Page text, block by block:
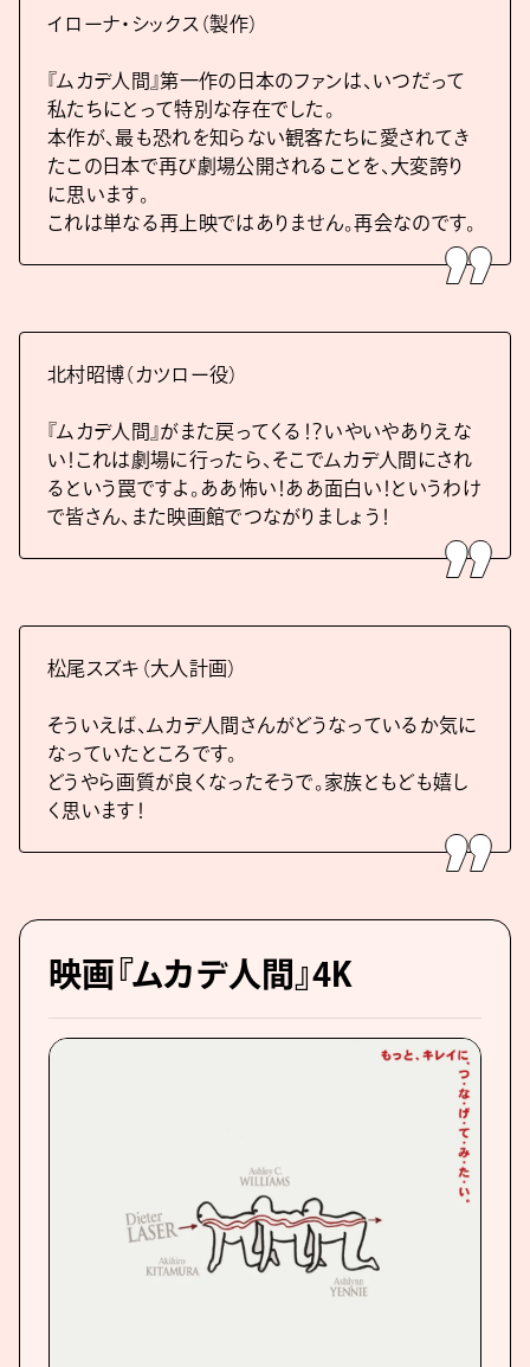
イローナ・シックス（製作）
『ムカデ人間』第一作の日本のファンは、いつだって
私たちにとって特別な存在でした。
本作が、最も恐れを知らない観客たちに愛されてき
たこの日本で再び劇場公開されることを、大変誇り
に思います。
これは単なる再上映ではありません。再会なのです。
北村昭博（カツロー役）
『ムカデ人間』がまた戻ってくる！？いやいやありえな
い！これは劇場に行ったら、そこでムカデ人間にされ
るという罠ですよ。ああ怖い！ああ面白い！というわけ
で皆さん、また映画館でつながりましょう！
松尾スズキ（大人計画）
そういえば、ムカデ人間さんがどうなっているか気に
なっていたところです。
どうやら画質が良くなったそうで。家族ともども嬉し
く思います！
映画『ムカデ人間』4K